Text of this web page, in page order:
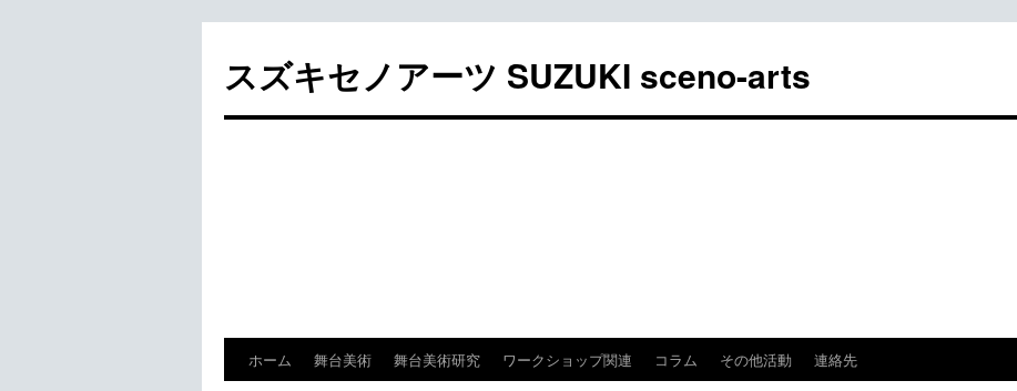
スズキセノアーツ SUZUKI sceno-arts
ホーム 舞台美術 舞台美術研究 ワークショップ関連 コラム その他活動 連絡先